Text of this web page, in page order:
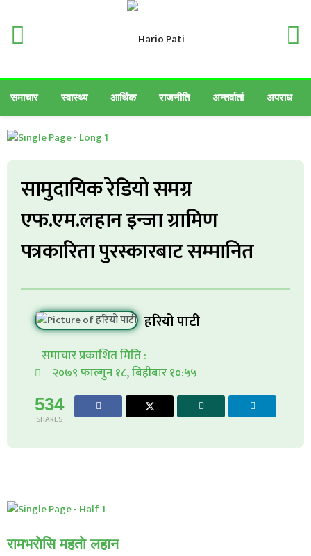
समाचार स्वास्थ्य आर्थिक राजनीति अन्तर्वार्ता अपराध
सामुदायिक रेडियो समग्र
एफ.एम.लहान इन्जा ग्रामिण
पत्रकारिता पुरस्कारबाट सम्मानित
हरियो पाटी
समाचार प्रकाशित मिति :
२०७९ फाल्गुन १८, बिहीबार १०:५५
534
SHARES
रामभराेसि महताे लहान